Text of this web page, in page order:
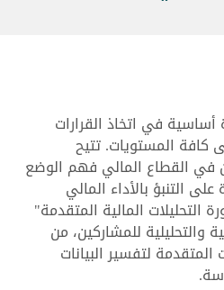
أساسية في اتخاذ القرارات
كافة المستويات. تتيح
في القطاع المالي فهم الوضع
التنبؤ بالأداء المالي
المالية المتقدمة"
والتحليلية للمشاركين، من
لتفسير البيانات